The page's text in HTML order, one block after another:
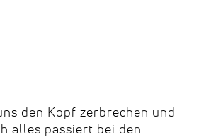
den Kopf zerbrechen und
alles passiert bei den